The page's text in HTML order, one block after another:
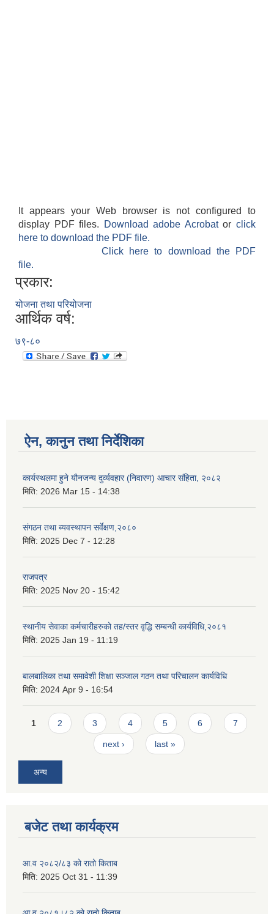
It appears your Web browser is not configured to
display PDF files.
Download adobe Acrobatorclick
here to download the PDF file.
Click here to download the PDF
file.
प्रकार:
योजना तथा परियोजना
आर्थिक वर्ष:
७९-८०
ऐन, कानुन तथा निर्देशिका
कार्यस्थलमा हुने यौनजन्य दुर्व्यवहार (निवारण) आचार संहिता, २०८२
मिति: 2026 Mar 15 - 14:38
संगठन तथा ब्यवस्थापन सर्वेक्षण,२०८०
मिति: 2025 Dec 7 - 12:28
राजपत्र
मिति: 2025 Nov 20 - 15:42
स्थानीय सेवाका कर्मचारीहरुको तह/स्तर वृद्धि सम्बन्धी कार्यविधि,२०८१
मिति: 2025 Jan 19 - 11:19
बालबालिका तथा समावेशी शिक्षा सञ्जाल गठन तथा परिचालन कार्यविधि
मिति: 2024 Apr 9 - 16:54
Pages
1 2 3 4 5 6 7
next › last »
अन्य
बजेट तथा कार्यक्रम
आ.व २०८२/८३ को रातो किताब
मिति: 2025 Oct 31 - 11:39